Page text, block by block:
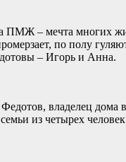
– мечта многих
по полу
– Игорь и Анна.
Федотов, владелец
из четырех